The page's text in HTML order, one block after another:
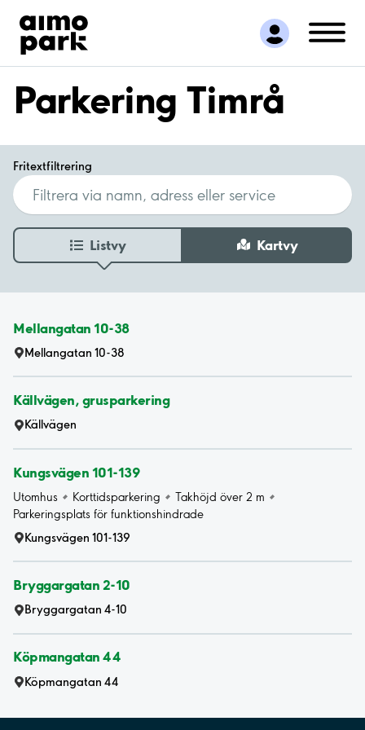
Hitta parkering
Samarbete
Kundservice
Om Aimo Park
Parkering Timrå
Fritextfiltrering
Listvy Kartvy
Mellangatan 10-38
Mellangatan 10-38
Källvägen, grusparkering
Källvägen
Kungsvägen 101-139
Utomhus Korttidsparkering
Takhöjd över 2 m
Parkeringsplats för funktionshindrade
Kungsvägen 101-139
Bryggargatan 2-10
Bryggargatan 4-10
Köpmangatan 44
Köpmangatan 44